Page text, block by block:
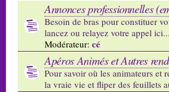
Annonces professionnelles
Besoin de bras pour constituer
lancez ou relayez votre appel ici...
Modérateur: cé
Apéros Animés et Autres
Pour savoir où les animateurs et
la vraie vie et fliper des feuillets